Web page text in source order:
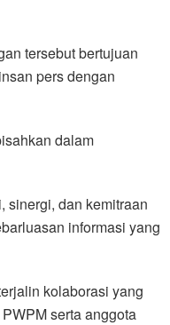
tersebut bertujuan
pers dengan
dalam
sinergi, dan kemitraan
informasi yang
kolaborasi yang
serta anggota